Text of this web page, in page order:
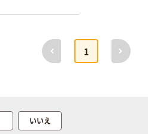
前へ
1
次へ
いいえ
ト ニトリルグ
ト 粉なし（パ
ウダーフリー）